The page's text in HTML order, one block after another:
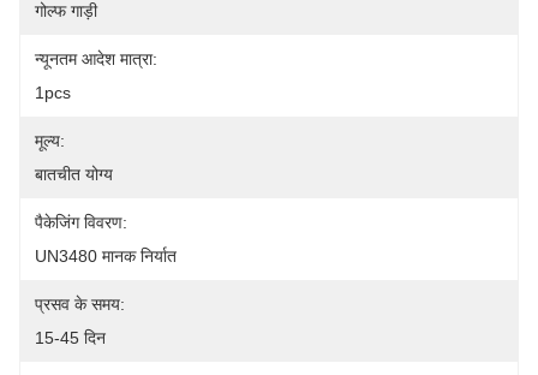
गोल्फ गाड़ी
न्यूनतम आदेश मात्रा:
1pcs
मूल्य:
बातचीत योग्य
पैकेजिंग विवरण:
UN3480 मानक निर्यात
प्रसव के समय:
15-45 दिन